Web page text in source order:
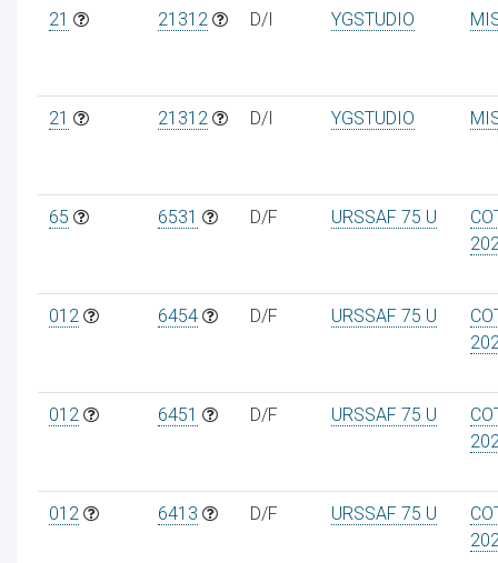
21 21312 D/I YGSTUDIO
21 21312 D/I YGSTUDIO
65 6531 D/F URSSAF 75 U
012 6454 D/F URSSAF 75 U
012 6451 D/F URSSAF 75 U
012 6413 D/F URSSAF 75 U